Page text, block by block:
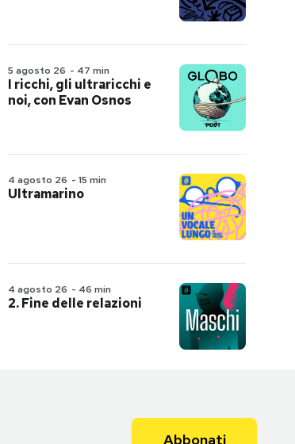
5 agosto 26 - 47 min
I ricchi, gli ultraricchi e
noi, con Evan Osnos
4 agosto 26 - 15 min
Ultramarino
4 agosto 26 - 46 min
2. Fine delle relazioni
Abbonati